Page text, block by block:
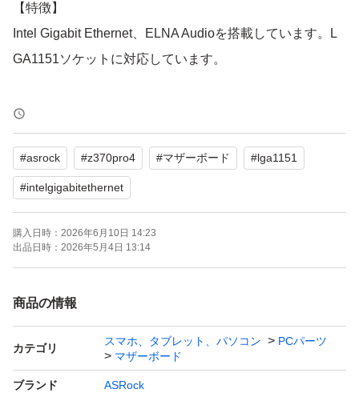
【特徴】
Intel Gigabit Ethernet、ELNA Audioを搭載しています。L
GA1151ソケットに対応しています。
【表記・型番】
ASRock Z370 Pro4
よろしくお願いいたします。
#asrock #z370pro4 #マザーボード #lga1151
#intelgigabitethernet
購入日時： 2026年6月10日 14:23
出品日時： 2026年5月4日 13:14
商品の情報
カテゴリ
スマホ、タブレット、パソコン
PCパーツ
マザーボード
ブランド ASRock